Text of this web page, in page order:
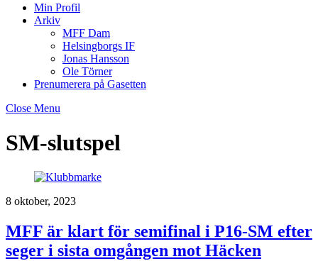
Min Profil
Arkiv
MFF Dam
Helsingborgs IF
Jonas Hansson
Ole Törner
Prenumerera på Gasetten
Close Menu
SM-slutspel
8 oktober, 2023
MFF är klart för semifinal i P16-SM efter
seger i sista omgången mot Häcken